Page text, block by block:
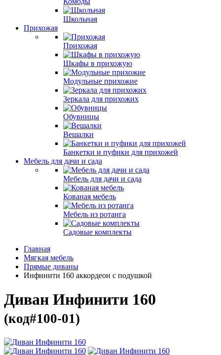
Школьная
Прихожая
Прихожая
Шкафы в прихожую
Модульные прихожие
Зеркала для прихожих
Обувницы
Вешалки
Банкетки и пуфики для прихожей
Мебель для дачи и сада
Мебель для дачи и сада
Кованая мебель
Мебель из ротанга
Садовые комплекты
Главная
Мягкая мебель
Прямые диваны
Инфинити 160 аккордеон с подушкой
Диван Инфинити 160
(код#100-01)